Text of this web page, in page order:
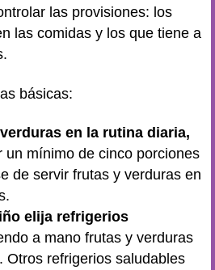
las provisiones: los
las comidas y los que tiene a
básicas:
en la rutina diaria,
un mínimo de cinco porciones
de servir frutas y verduras en
elija refrigerios
a mano frutas y verduras
Otros refrigerios saludables